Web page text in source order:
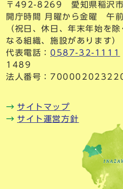
〒492-8269 愛知県稲沢市
開庁時間 月曜から金曜 午
（祝日、休日、年末年始を
なる組織、施設があります）
代表電話： 0587-32-1111
1489
法人番号：
サイトマップ
サイト運営方針